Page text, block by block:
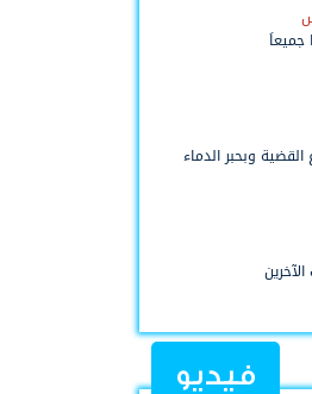
جميعاً
القضية وبحبر الدماء
فيديو